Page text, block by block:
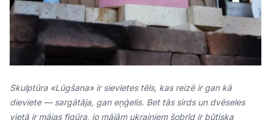
Skulptūra «Lūgšana» ir sievietes tēls, kas reizē ir gan kā
dieviete — sargātāja, gan eņģelis. Bet tās sirds un dvēseles
vietā ir mājas figūra, jo mājām ukraiņiem šobrīd ir būtiska